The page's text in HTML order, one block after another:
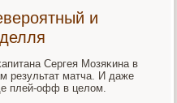
и
Сергея Мозяκина в
результат матча. И даже
плей-офф в целом.